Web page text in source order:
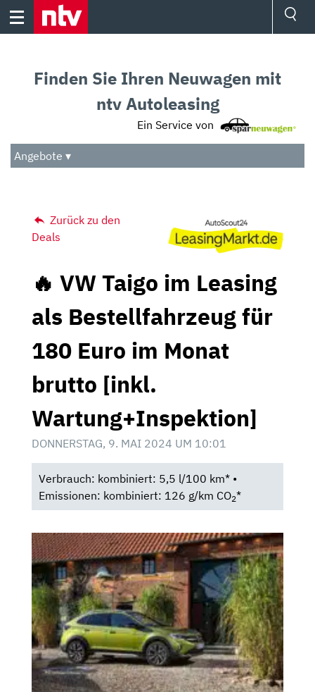
Skip
Audio
Das Beste
Finden Sie Ihren Neuwagen mit
ntv Autoleasing
Ein Service von
Angebote ▾
Zurück zu den
Deals
🔥 VW Taigo im Leasing
als Bestellfahrzeug für
180 Euro im Monat
brutto [inkl.
Wartung+Inspektion]
DONNERSTAG, 9. MAI 2024 UM 10:01
Verbrauch: kombiniert: 5,5 l/100 km* •
Emissionen: kombiniert: 126 g/km CO2*